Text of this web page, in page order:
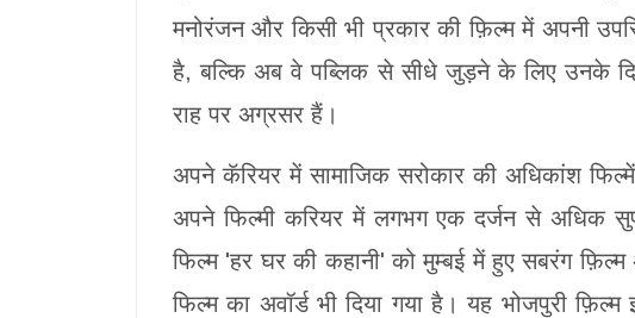
मनोरंजन और किसी भी प्रकार की फ़िल्म में अपनी
है, बल्कि अब वे पब्लिक से सीधे जुड़ने के लिए उनके
राह पर अग्रसर हैं।
अपने कॅरियर में सामाजिक सरोकार की अधिकांश
अपने फिल्मी करियर में लगभग एक दर्जन से अधिक
फिल्म 'हर घर की कहानी' को मुम्बई में हुए सबरंग फ़िल्म
फिल्म का अवॉर्ड भी दिया गया है। यह भोजपुरी